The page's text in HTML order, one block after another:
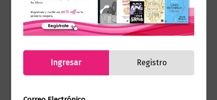
Clásicos
Ingresar Registro